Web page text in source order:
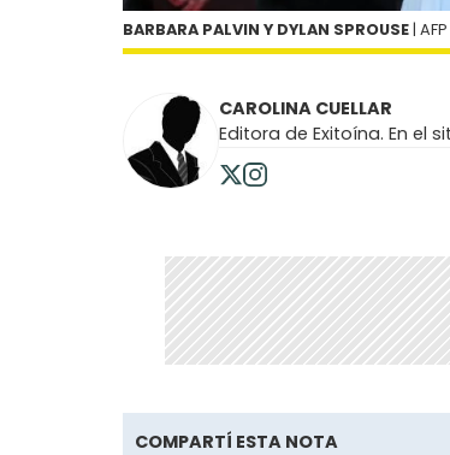
BARBARA PALVIN Y DYLAN SPROUSE | AFP
CAROLINA CUELLAR
Editora de Exitoína. En el
COMPARTÍ ESTA NOTA